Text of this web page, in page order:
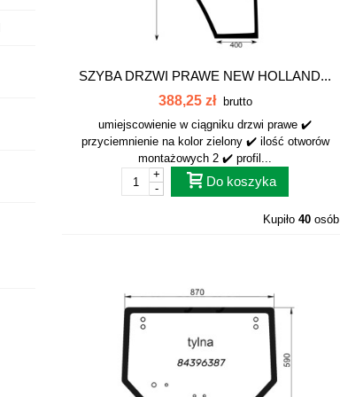
SZYBA DRZWI PRAWE NEW HOLLAND...
388,25 zł
brutto
umiejscowienie w ciągniku drzwi prawe ✔️
przyciemnienie na kolor zielony ✔️ ilość otworów
montażowych 2 ✔️ profil...
-
+ Do koszyka
Kupiło40 osób